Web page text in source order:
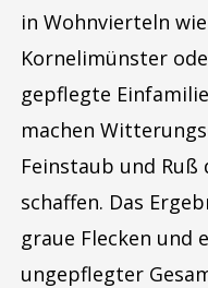
in Wohnvierteln
Kornelimünster
gepflegte
machen
Feinstaub und Ruß
schaffen. Das
graue Flecken und
ungepflegter